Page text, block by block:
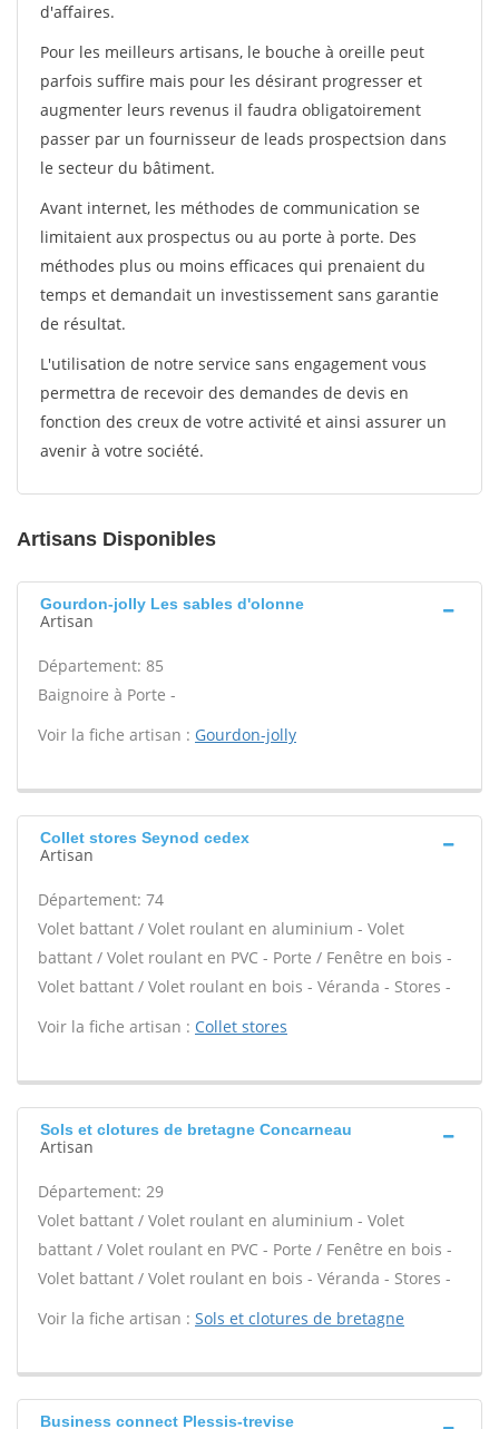
d'affaires.
Pour les meilleurs artisans, le bouche à oreille peut
parfois suffire mais pour les désirant progresser et
augmenter leurs revenus il faudra obligatoirement
passer par un fournisseur de leads prospectsion dans
le secteur du bâtiment.
Avant internet, les méthodes de communication se
limitaient aux prospectus ou au porte à porte. Des
méthodes plus ou moins efficaces qui prenaient du
temps et demandait un investissement sans garantie
de résultat.
L'utilisation de notre service sans engagement vous
permettra de recevoir des demandes de devis en
fonction des creux de votre activité et ainsi assurer un
avenir à votre société.
Artisans Disponibles
Gourdon-jolly Les sables d'olonne
Artisan
Département: 85
Baignoire à Porte -
Voir la fiche artisan : Gourdon-jolly
Collet stores Seynod cedex
Artisan
Département: 74
Volet battant / Volet roulant en aluminium - Volet
battant / Volet roulant en PVC - Porte / Fenêtre en bois -
Volet battant / Volet roulant en bois - Véranda - Stores -
Voir la fiche artisan : Collet stores
Sols et clotures de bretagne Concarneau
Artisan
Département: 29
Volet battant / Volet roulant en aluminium - Volet
battant / Volet roulant en PVC - Porte / Fenêtre en bois -
Volet battant / Volet roulant en bois - Véranda - Stores -
Voir la fiche artisan : Sols et clotures de bretagne
Business connect Plessis-trevise